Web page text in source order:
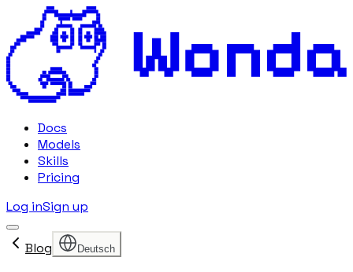
Docs
Models
Skills
Pricing
Log inSign up
Blog Deutsch